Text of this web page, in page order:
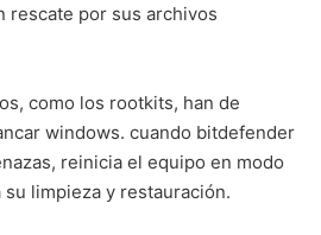
rescate por sus archivos
como los rootkits, han de
windows. cuando bitdefender
reinicia el equipo en modo
limpieza y restauración.